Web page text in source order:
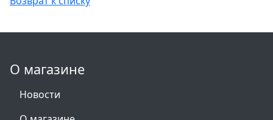
О магазине
Новости